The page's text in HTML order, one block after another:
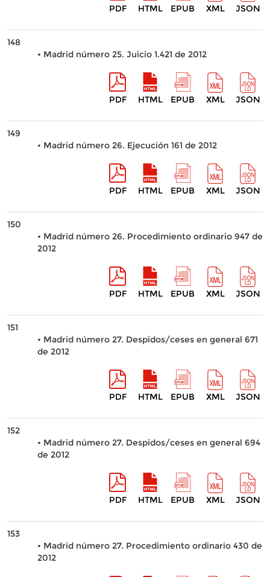
PDF HTML EPUB XML JSON
148
• Madrid número 25. Juicio 1.421 de 2012
PDF HTML EPUB XML JSON
149
• Madrid número 26. Ejecución 161 de 2012
PDF HTML EPUB XML JSON
150
• Madrid número 26. Procedimiento ordinario 947 de
2012
PDF HTML EPUB XML JSON
151
• Madrid número 27. Despidos/ceses en general 671
de 2012
PDF HTML EPUB XML JSON
152
• Madrid número 27. Despidos/ceses en general 694
de 2012
PDF HTML EPUB XML JSON
153
• Madrid número 27. Procedimiento ordinario 430 de
2012